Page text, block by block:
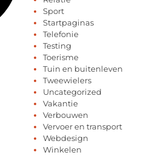
Sport
Startpaginas
Telefonie
Testing
Toerisme
Tuin en buitenleven
Tweewielers
Uncategorized
Vakantie
Verbouwen
Vervoer en transport
Webdesign
Winkelen